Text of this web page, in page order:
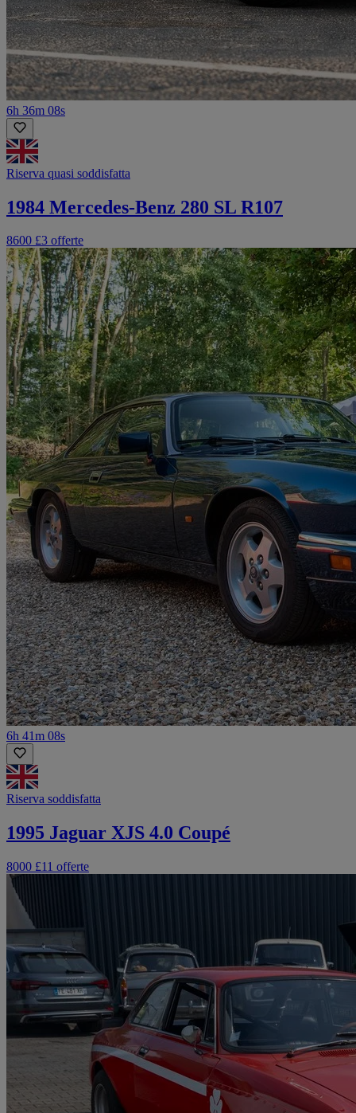
6h 36m 08s
Riserva quasi soddisfatta
1984 Mercedes-Benz 280 SL R107
8600 £3 offerte
6h 41m 08s
Riserva soddisfatta
1995 Jaguar XJS 4.0 Coupé
8000 £11 offerte